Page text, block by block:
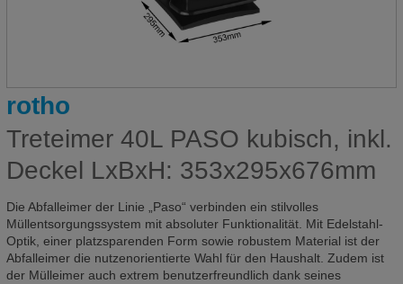
rotho
Treteimer 40L PASO kubisch, inkl.
Deckel LxBxH: 353x295x676mm
Die Abfalleimer der Linie „Paso“ verbinden ein stilvolles
Müllentsorgungssystem mit absoluter Funktionalität. Mit Edelstahl-
Optik, einer platzsparenden Form sowie robustem Material ist der
Abfalleimer die nutzenorientierte Wahl für den Haushalt. Zudem ist
der Mülleimer auch extrem benutzerfreundlich dank seines